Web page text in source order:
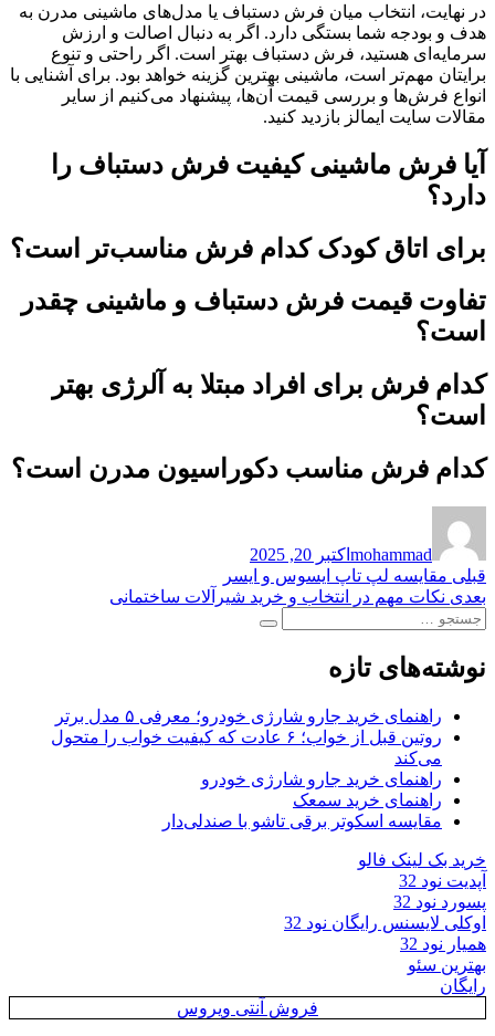
در نهایت، انتخاب میان فرش دستباف یا مدل‌های ماشینی مدرن به
هدف و بودجه شما بستگی دارد. اگر به دنبال اصالت و ارزش
سرمایه‌ای هستید، فرش دستباف بهتر است. اگر راحتی و تنوع
برایتان مهم‌تر است، ماشینی بهترین گزینه خواهد بود. برای آشنایی با
انواع فرش‌ها و بررسی قیمت آن‌ها، پیشنهاد می‌کنیم از سایر
مقالات سایت ایمالز بازدید کنید.
آیا فرش ماشینی کیفیت فرش دستباف را
دارد؟
برای اتاق کودک کدام فرش مناسب‌تر است؟
تفاوت قیمت فرش دستباف و ماشینی چقدر
است؟
کدام فرش برای افراد مبتلا به آلرژی بهتر
است؟
کدام فرش مناسب دکوراسیون مدرن است؟
mohammadدر
اکتبر 20, 2025
راهبری
نوشته
قبلی نوشته
قبلی:
مقایسه لپ تاپ ایسوس و ایسر
بعدی نوشته
بعدی:
نکات مهم در انتخاب و خرید شیرآلات ساختمانی
جستجو
جستجو
نوشته‌های تازه
راهنمای خرید جارو شارژی خودرو؛ معرفی ۵ مدل برتر
روتین قبل از خواب؛ ۶ عادت که کیفیت خواب را متحول
می‌کند
راهنمای خرید جارو شارژی خودرو
راهنمای خرید سمعک
مقایسه اسکوتر برقی تاشو با صندلی‌دار
خرید بک لینک فالو
آپدیت نود 32
پسورد نود 32
اوکلی لایسنس رایگان نود 32
همیار نود 32
بهترین سئو
رایگان
فروش آنتی ویروس